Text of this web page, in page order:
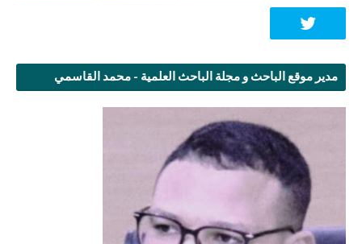
مدير موقع الباحث و مجلة الباحث العلمية - محمد القاسمي